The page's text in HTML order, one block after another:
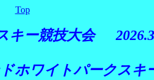
Top
キー競技大会
ホワイトパークスキ